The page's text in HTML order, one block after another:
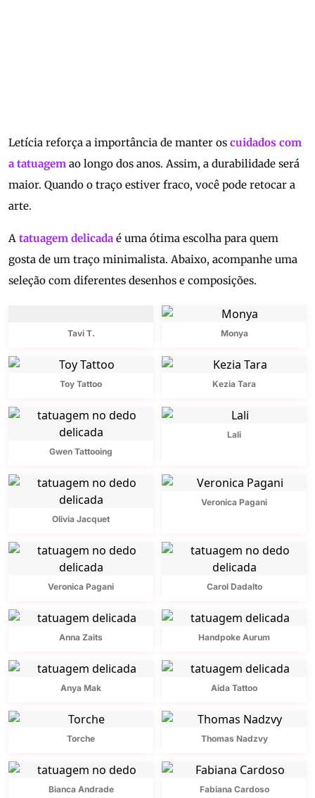
Letícia reforça a importância de manter os cuidados com
a tatuagem ao longo dos anos. Assim, a durabilidade será
maior. Quando o traço estiver fraco, você pode retocar a
arte.
A tatuagem delicada é uma ótima escolha para quem
gosta de um traço minimalista. Abaixo, acompanhe uma
seleção com diferentes desenhos e composições.
Tavi T. Monya
Toy Tattoo Kezia Tara
Gwen Tattooing
Lali
Olivia Jacquet
Veronica Pagani
Veronica Pagani Carol Dadalto
Anna Zaits Handpoke Aurum
Anya Mak Aida Tattoo
Torche Thomas Nadzvy
Bianca Andrade Fabiana Cardoso